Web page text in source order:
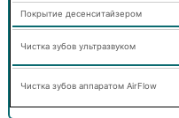
Покрытие десенситайзером
Чистка зубов ультразвуком
Чистка зубов аппаратом AirFlow